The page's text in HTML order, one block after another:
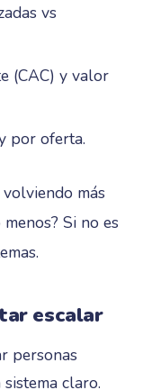
vs
(CAC) y valor
por oferta.
más
Si no es
escalar
personas
claro.